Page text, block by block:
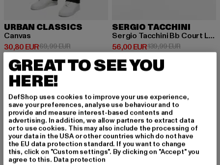
URBAN CLASSICS
Canvas
30,80 EUR
Derzeitiger Preis: 30,80 EUR
69,99 EURAktionspreis: 69,99 EUR
SERGIO TACCHINI
Sergio Tacchini Bb Court Lo Sneakers
56,00 EUR
Derzeitiger Preis: 56,00 EUR
139,99 EURAktionspreis:
-41%
GREAT TO SEE YOU
HERE!
DefShop uses cookies to improve your use experience,
save your preferences, analyse use behaviour and to
provide and measure interest-based contents and
advertising. In addition, we allow partners to extract data
or to use cookies. This may also include the processing of
your data in the USA or other countries which do not have
the EU data protection standard. If you want to change
this, click on "Custom settings". By clicking on "Accept" you
agree to this. Data protection